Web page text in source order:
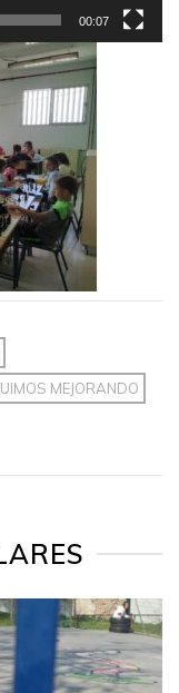
00:07
MEJORANDO